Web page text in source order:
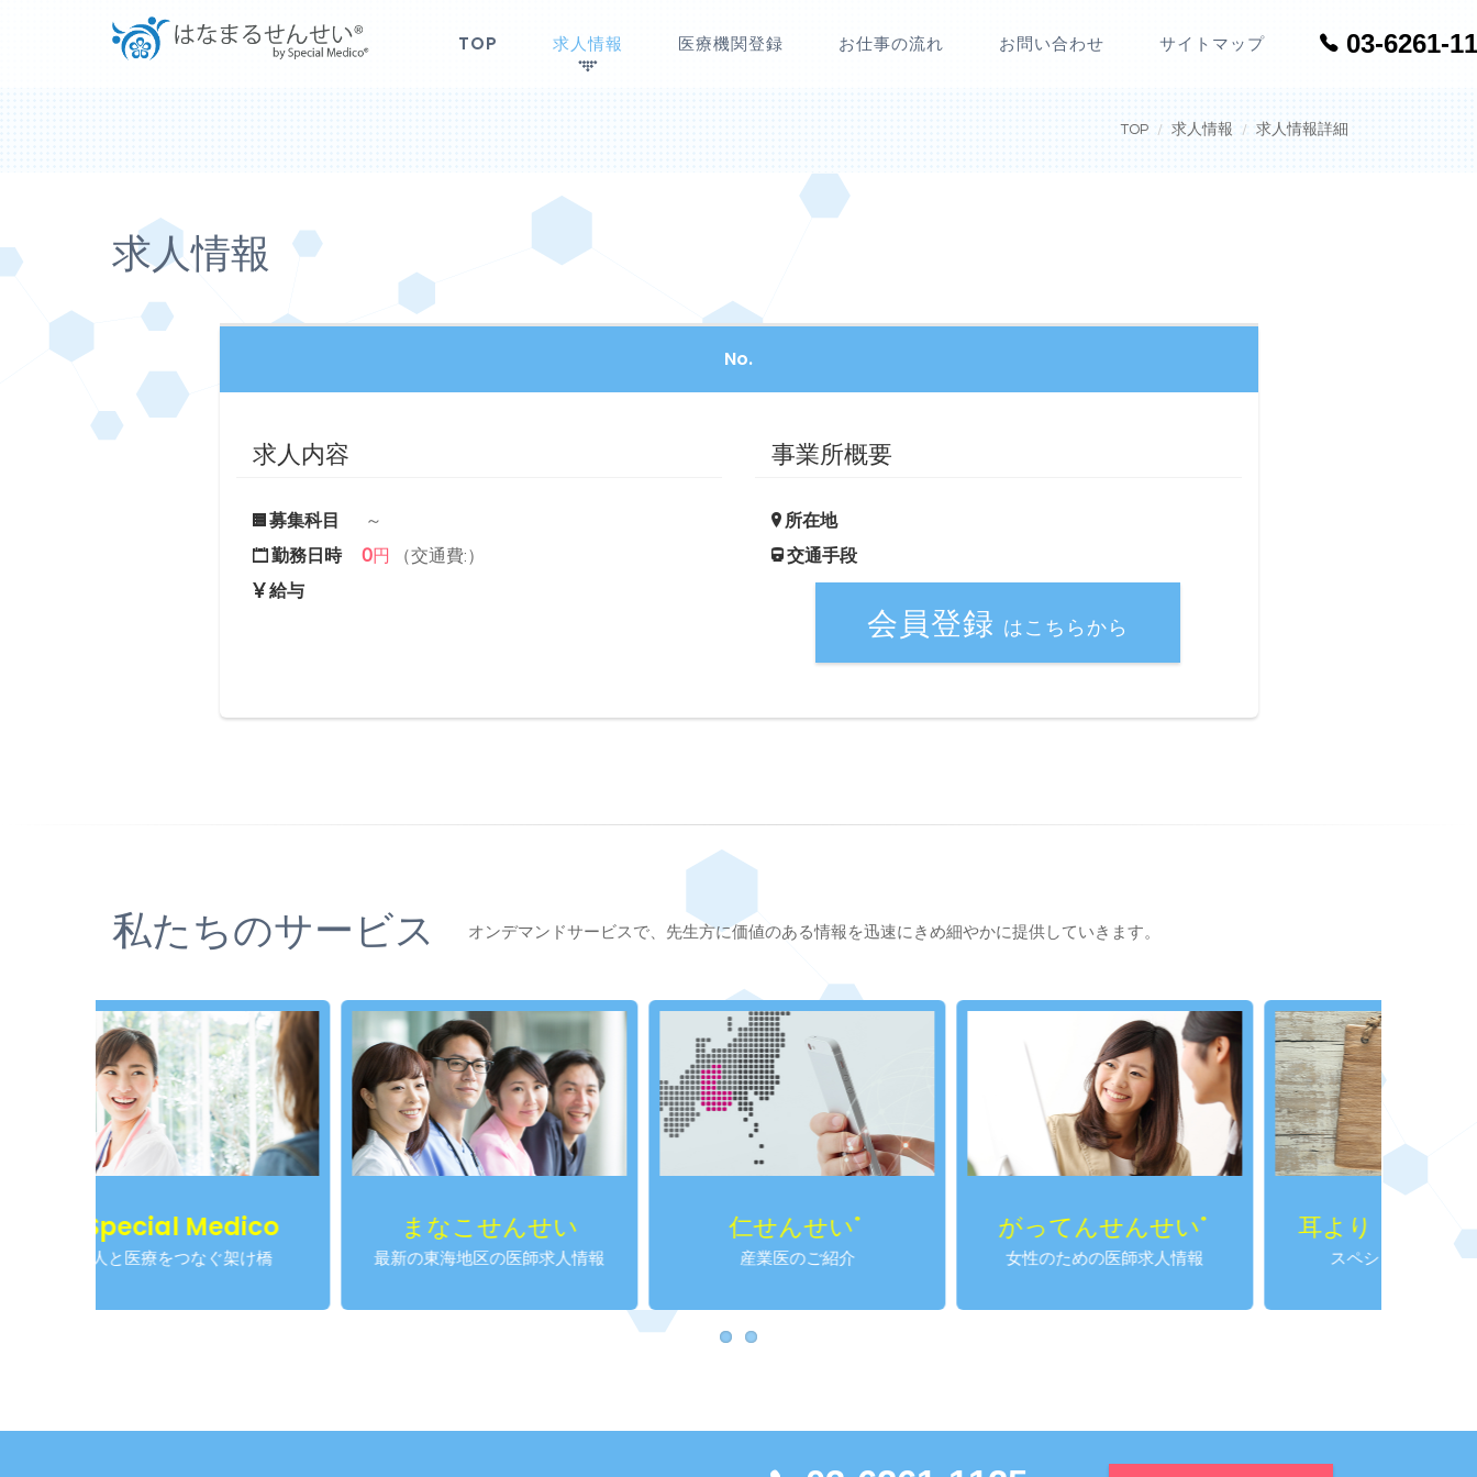
TOP 求人情報 医療機関登録 お仕事の流れ お問い合わせ サイトマップ 03-6261-
TOP 求人情報 求人情報詳細
求人情報
No.
求人内容
募集科目
勤務日時
～
給与
0円 （交通費:）
事業所概要
所在地
交通手段
会員登録 はこちらから
私たちのサービス オンデマンドサービスで、先生方に価値のある情報を迅速にきめ細やかに提供していきます。
Medico
療をつなぐ架け橋
まなこせんせい
最新の東海地区の医師求人情報
がってんせんせい®
女性のための医師求人情報
耳より！SPかわら版
スペシャルプログラム